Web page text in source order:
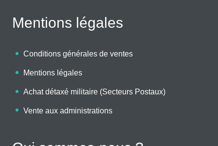
Mentions légales
Conditions générales de ventes
Mentions légales
Achat détaxé militaire (Secteurs Postaux)
Vente aux administrations